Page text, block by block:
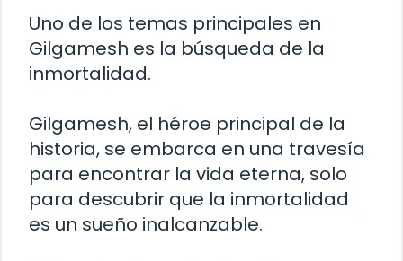
Uno de los temas principales en
Gilgamesh es la búsqueda de la
inmortalidad.
Gilgamesh, el héroe principal de la
historia, se embarca en una travesía
para encontrar la vida eterna, solo
para descubrir que la inmortalidad
es un sueño inalcanzable.